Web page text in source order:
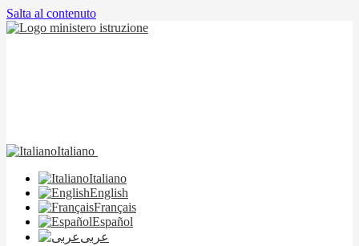
Salta al contenuto
Italiano
Italiano
English
Français
Español
عربى